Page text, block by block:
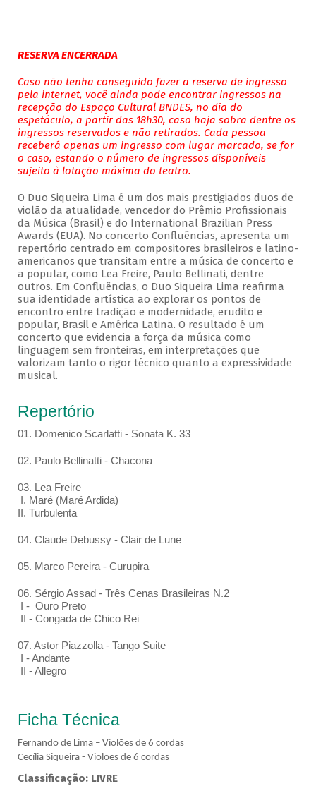
RESERVA ENCERRADA
Caso não tenha conseguido fazer a reserva de ingresso
pela internet, você ainda pode encontrar ingressos na
recepção do Espaço Cultural BNDES, no dia do
espetáculo, a partir das 18h30, caso haja sobra dentre os
ingressos reservados e não retirados. Cada pessoa
receberá apenas um ingresso com lugar marcado, se for
o caso, estando o número de ingressos disponíveis
sujeito à lotação máxima do teatro.
O Duo Siqueira Lima é um dos mais prestigiados duos de
violão da atualidade, vencedor do Prêmio Profissionais
da Música (Brasil) e do International Brazilian Press
Awards (EUA). No concerto Confluências, apresenta um
repertório centrado em compositores brasileiros e latino-
americanos que transitam entre a música de concerto e
a popular, como Lea Freire, Paulo Bellinati, dentre
outros. Em Confluências, o Duo Siqueira Lima reafirma
sua identidade artística ao explorar os pontos de
encontro entre tradição e modernidade, erudito e
popular, Brasil e América Latina. O resultado é um
concerto que evidencia a força da música como
linguagem sem fronteiras, em interpretações que
valorizam tanto o rigor técnico quanto a expressividade
musical.
Repertório
01. Domenico Scarlatti - Sonata K. 33
02. Paulo Bellinatti - Chacona
03. Lea Freire
I. Maré (Maré Ardida)
II. Turbulenta
04. Claude Debussy - Clair de Lune
05. Marco Pereira - Curupira
06. Sérgio Assad - Três Cenas Brasileiras N.2
I - Ouro Preto
II - Congada de Chico Rei
07. Astor Piazzolla - Tango Suite
I - Andante
II - Allegro
Ficha Técnica
Fernando de Lima – Violões de 6 cordas
Cecília Siqueira - Violões de 6 cordas
Classificação: LIVRE